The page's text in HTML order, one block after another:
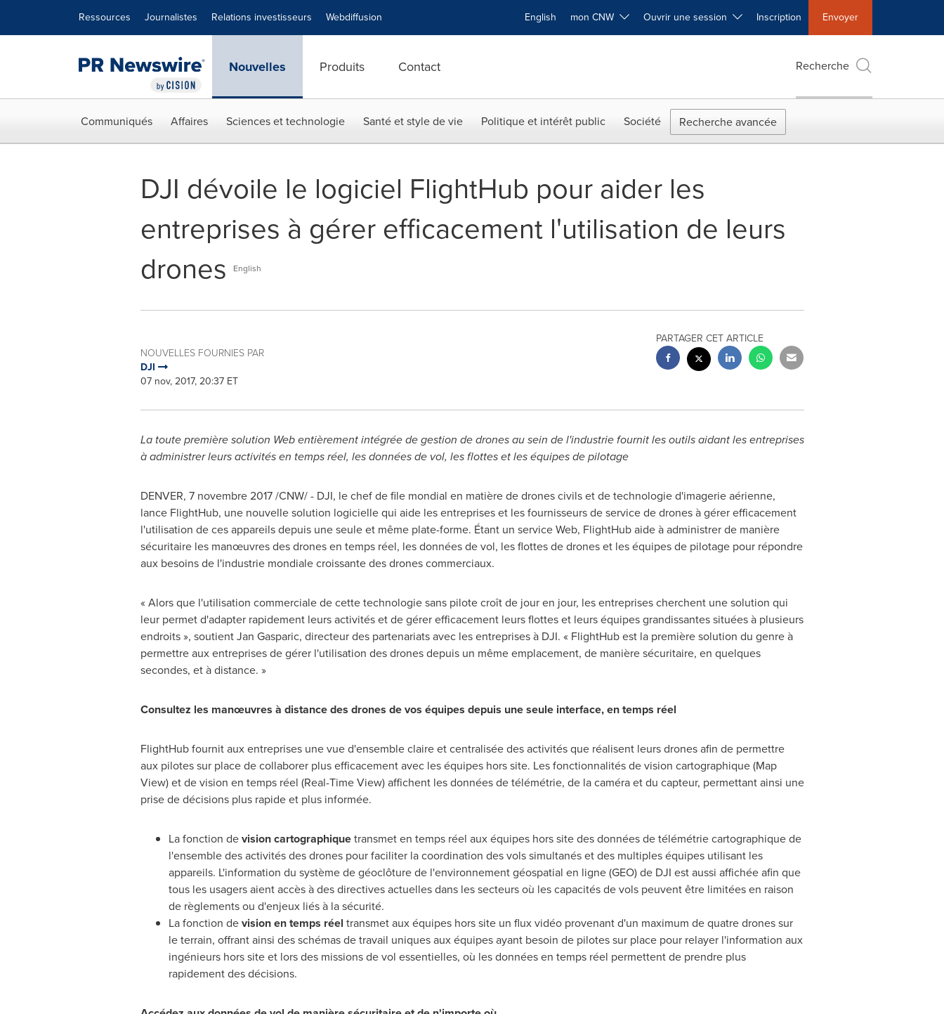
Ressources Journalistes Relations investisseurs Webdiffusion English mon CNW Ouvrir une session Inscription Envoyer
Nouvelles Produits Contact Recherche
Communiqués Affaires Sciences et technologie Santé et style de vie Politique et intérêt public Société Recherche avancée
DJI dévoile le logiciel FlightHub pour aider les
entreprises à gérer efficacement l'utilisation de leurs
drones
English
NOUVELLES FOURNIES PAR
DJI
07 nov, 2017, 20:37 ET
PARTAGER CET ARTICLE
La toute première solution Web entièrement intégrée de gestion de drones au sein de l'industrie fournit les outils aidant les entreprises
à administrer leurs activités en temps réel, les données de vol, les flottes et les équipes de pilotage
DENVER, 7 novembre 2017 /CNW/ - DJI, le chef de file mondial en matière de drones civils et de technologie d'imagerie aérienne,
lance FlightHub, une nouvelle solution logicielle qui aide les entreprises et les fournisseurs de service de drones à gérer efficacement
l'utilisation de ces appareils depuis une seule et même plate-forme. Étant un service Web, FlightHub aide à administrer de manière
sécuritaire les manœuvres des drones en temps réel, les données de vol, les flottes de drones et les équipes de pilotage pour répondre
aux besoins de l'industrie mondiale croissante des drones commerciaux.
« Alors que l'utilisation commerciale de cette technologie sans pilote croît de jour en jour, les entreprises cherchent une solution qui
leur permet d'adapter rapidement leurs activités et de gérer efficacement leurs flottes et leurs équipes grandissantes situées à plusieurs
endroits », soutientJan Gasparic, directeur des partenariats avec les entreprises à DJI. « FlightHub est la première solution du genre à
permettre aux entreprises de gérer l'utilisation des drones depuis un même emplacement, de manière sécuritaire, en quelques
secondes, et à distance. »
Consultez les manœuvres à distance des drones de vos équipes depuis une seule interface, en temps réel
FlightHub fournit aux entreprises une vue d'ensemble claire et centralisée des activités que réalisent leurs drones afin de permettre
aux pilotes sur place de collaborer plus efficacement avec les équipes hors site. Les fonctionnalités de vision cartographique (Map
View) et de vision en temps réel (Real-Time View) affichent les données de télémétrie, de la caméra et du capteur, permettant ainsi une
prise de décisions plus rapide et plus informée.
La fonction devision cartographiquetransmet en temps réel aux équipes hors site des données de télémétrie cartographique de
l'ensemble des activités des drones pour faciliter la coordination des vols simultanés et des multiples équipes utilisant les
appareils. L'information du système de géoclôture de l'environnement géospatial en ligne (GEO) de DJI est aussi affichée afin que
tous les usagers aient accès à des directives actuelles dans les secteurs où les capacités de vols peuvent être limitées en raison
de règlements ou d'enjeux liés à la sécurité.
La fonction devision en temps réel transmet aux équipes hors site un flux vidéo provenant d'un maximum de quatre drones sur
le terrain, offrant ainsi des schémas de travail uniques aux équipes ayant besoin de pilotes sur place pour relayer l'information aux
ingénieurs hors site et lors des missions de vol essentielles, où les données en temps réel permettent de prendre plus
rapidement des décisions.